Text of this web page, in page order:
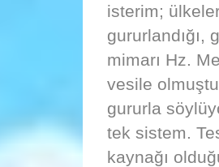
isterim;
gururlandığı,
mimarı Hz.
vesile
gururla
tek sistem.
kaynağı